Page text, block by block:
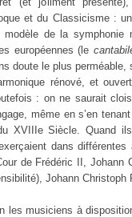
et du Classicisme :
de la symphonie
européennes (le
doute le plus perméable,
rénové, et
: on ne saurait
même en s’en
XVIIIe Siècle. Quand
dans
de Frédéric II, Johann
Johann Christoph
les musiciens à